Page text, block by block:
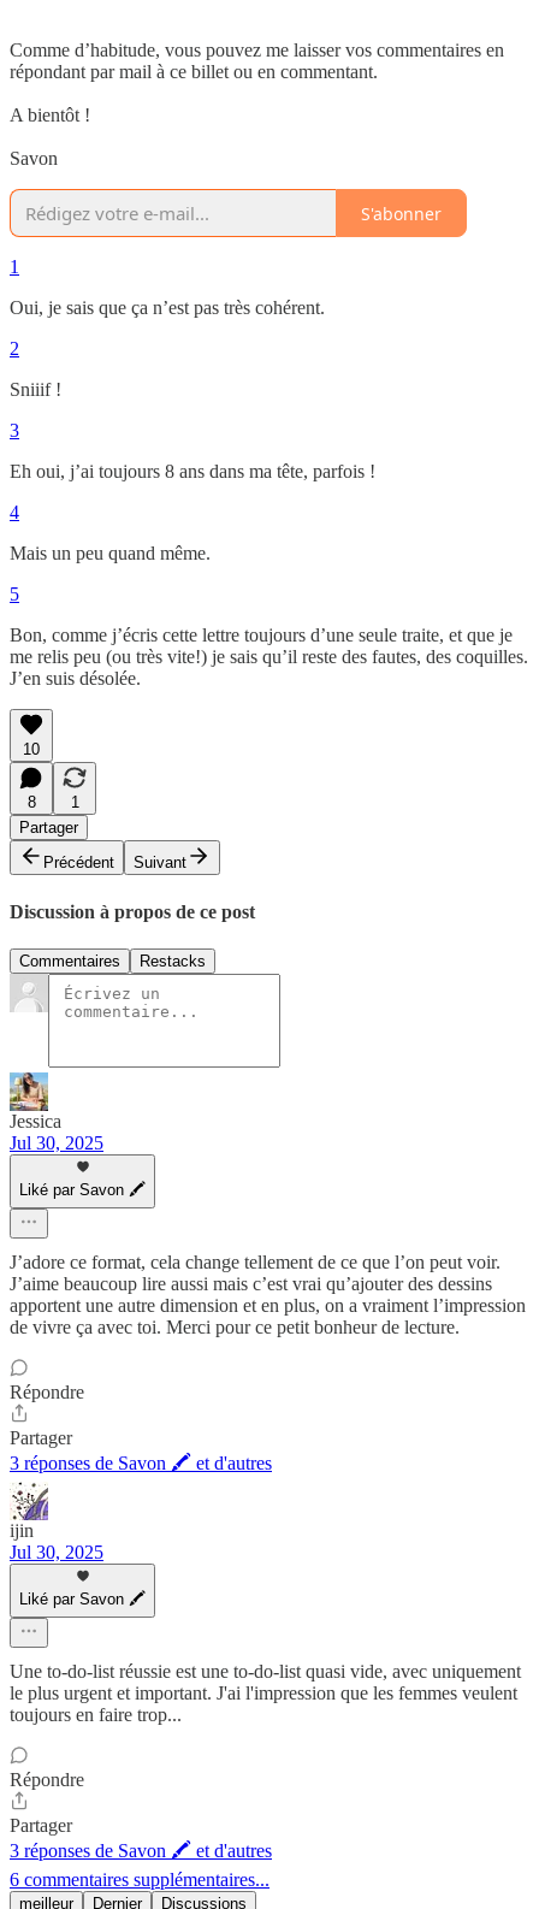
Comme d’habitude, vous pouvez me laisser vos commentaires en
répondant par mail à ce billet ou en commentant.
A bientôt !
Savon
S'abonner
1
Oui, je sais que ça n’est pas très cohérent.
2
Sniiif !
3
Eh oui, j’ai toujours 8 ans dans ma tête, parfois !
4
Mais un peu quand même.
5
Bon, comme j’écris cette lettre toujours d’une seule traite, et que je
me relis peu (ou très vite!) je sais qu’il reste des fautes, des coquilles.
J’en suis désolée.
10
8
1
Partager
Précédent
Suivant
Discussion à propos de ce post
Commentaires Restacks
Jessica
Jul 30, 2025
Liké par Savon 🖍
J’adore ce format, cela change tellement de ce que l’on peut voir.
J’aime beaucoup lire aussi mais c’est vrai qu’ajouter des dessins
apportent une autre dimension et en plus, on a vraiment l’impression
de vivre ça avec toi. Merci pour ce petit bonheur de lecture.
Répondre
Partager
3 réponses de Savon 🖍 et d'autres
ijin
Jul 30, 2025
Liké par Savon 🖍
Une to-do-list réussie est une to-do-list quasi vide, avec uniquement
le plus urgent et important. J'ai l'impression que les femmes veulent
toujours en faire trop...
Répondre
Partager
3 réponses de Savon 🖍 et d'autres
6 commentaires supplémentaires...
meilleur Dernier Discussions